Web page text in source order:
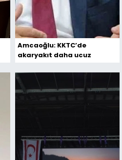
Amcaoğlu: KKTC’de
akaryakıt daha ucuz